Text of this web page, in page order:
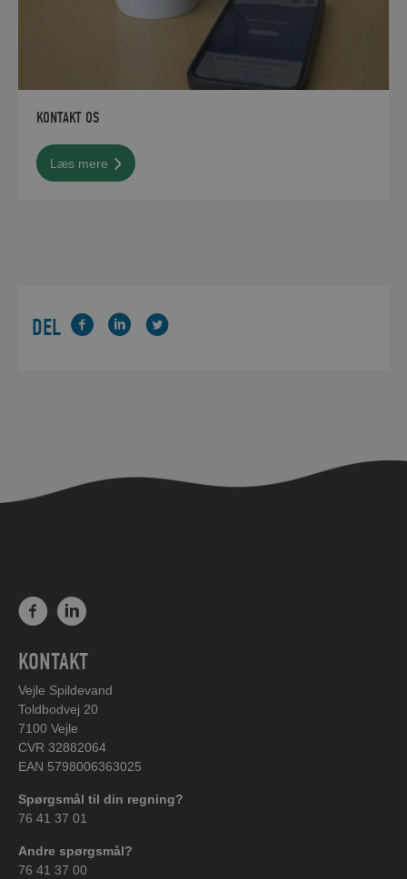
KONTAKT OS
Læs mere
DEL
KONTAKT
Vejle Spildevand
Toldbodvej 20
7100 Vejle
CVR 32882064
EAN 5798006363025
Spørgsmål til din regning?
76 41 37 01
Andre spørgsmål?
76 41 37 00